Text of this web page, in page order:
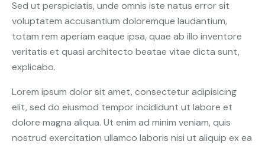
Sed ut perspiciatis, unde omnis iste natus error sit
voluptatem accusantium doloremque laudantium,
totam rem aperiam eaque ipsa, quae ab illo inventore
veritatis et quasi architecto beatae vitae dicta sunt,
explicabo.
Lorem ipsum dolor sit amet, consectetur adipisicing
elit, sed do eiusmod tempor incididunt ut labore et
dolore magna aliqua. Ut enim ad minim veniam, quis
nostrud exercitation ullamco laboris nisi ut aliquip ex ea